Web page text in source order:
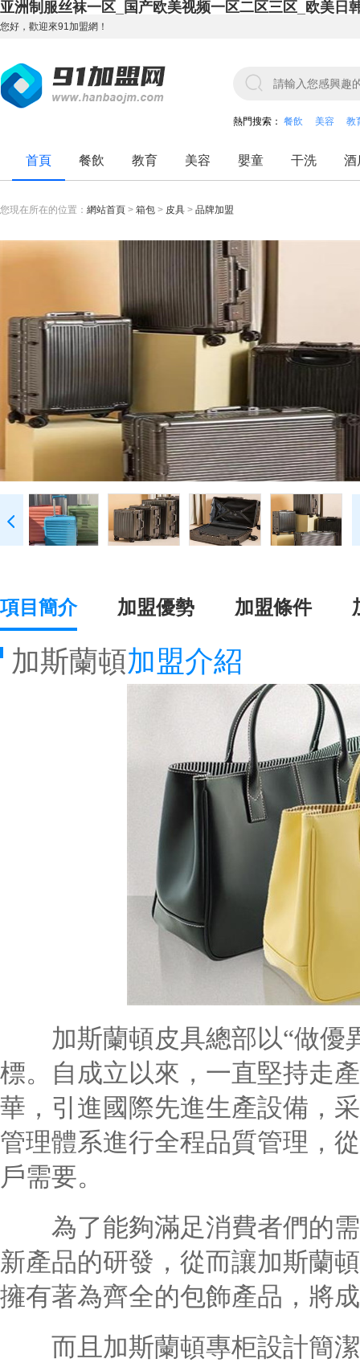
亚洲制服丝袜一区_国产欧美视频一区二区三区_欧美日
您好，歡迎來91加盟網！
熱門搜索： 餐飲 美容 教
首頁 餐飲 教育 美容 嬰童 干洗 酒
您現在所在的位置： 網站首頁 > 箱包 > 皮具 > 品牌加盟
項目簡介 加盟優勢 加盟條件
加斯蘭頓加盟介紹
加斯蘭頓皮具總部以“做優
標。自成立以來，一直堅持走
華，引進國際先進生產設備，
管理體系進行全程品質管理，
戶需要。
為了能夠滿足消費者們的需
新產品的研發，從而讓加斯蘭
擁有著為齊全的包飾產品，將
而且加斯蘭頓專柜設計簡潔